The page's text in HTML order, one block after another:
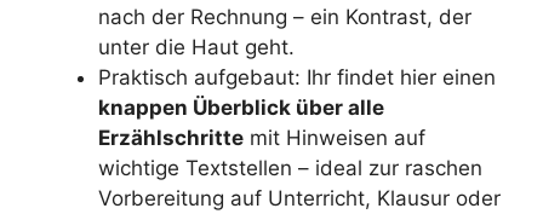
nach der Rechnung – ein Kontrast, der
unter die Haut geht.
Praktisch aufgebaut: Ihr findet hier einen
knappen Überblick über alle
Erzählschritte mit Hinweisen auf
wichtige Textstellen – ideal zur raschen
Vorbereitung auf Unterricht, Klausur oder